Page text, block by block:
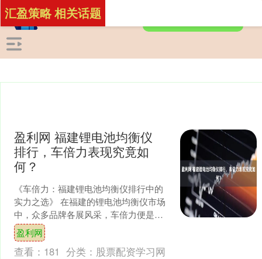
汇盈策略 相关话题
盈利网 福建锂电池均衡仪
排行，车倍力表现究竟如
何？
《车倍力：福建锂电池均衡仪排行中的
实力之选》 在福建的锂电池均衡仪市场
中，众多品牌各展风采，车倍力便是其
中备受瞩目的一员。那么，车倍力在福
建锂电池均衡仪排行中的....
盈利网
查看： 181 分类： 股票配资学习网